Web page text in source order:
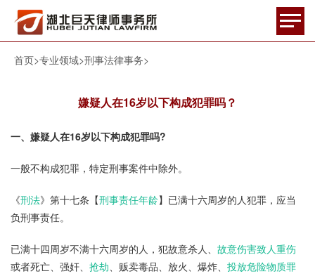
首页>专业领域>刑事法律事务>
嫌疑人在16岁以下构成犯罪吗？
一、嫌疑人在16岁以下构成犯罪吗?
一般不构成犯罪，特定刑事案件中除外。
《刑法》 第十七条 【刑事责任年龄】已满十六周岁的人犯罪，应当
负刑事责任。
已满十四周岁不满十六周岁的人，犯故意杀人、 故意伤害致人重伤
或者死亡、强奸、 抢劫、贩卖毒品、放火、爆炸、 投放危险物质罪